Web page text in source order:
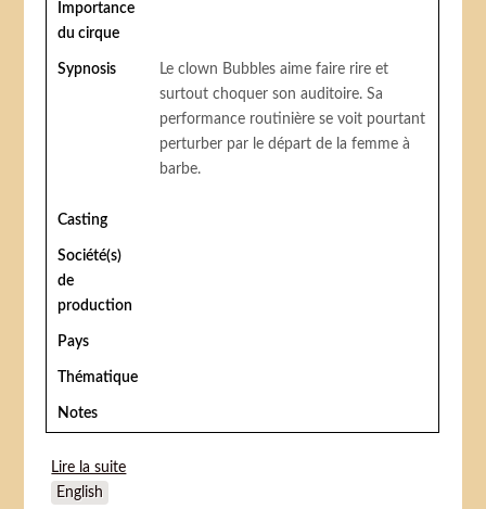
Importance
du cirque
Sypnosis
Le clown Bubbles aime faire rire et
surtout choquer son auditoire. Sa
performance routinière se voit pourtant
perturber par le départ de la femme à
barbe.
Casting
Société(s)
de
production
Pays
Thématique
Notes
Lire la suite
English